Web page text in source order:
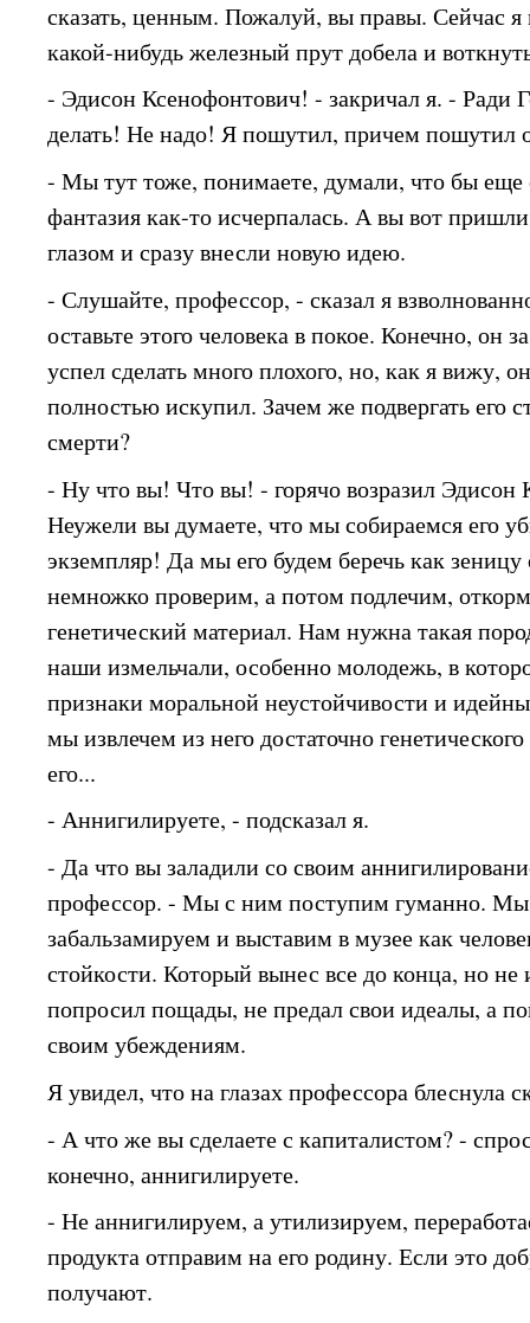
сказать, ценным. Пожалуй, вы правы. Сейчас
какой-нибудь железный прут добела и
- Эдисон Ксенофонтович! - закричал я. - Ради
делать! Не надо! Я пошутил, причем пошутил
- Мы тут тоже, понимаете, думали, что бы еще
фантазия как-то исчерпалась. А вы вот
глазом и сразу внесли новую идею.
- Слушайте, профессор, - сказал я
оставьте этого человека в покое. Конечно, он
успел сделать много плохого, но, как я вижу,
полностью искупил. Зачем же подвергать его
смерти?
- Ну что вы! Что вы! - горячо возразил Эдисон
Неужели вы думаете, что мы собираемся его
экземпляр! Да мы его будем беречь как
немножко проверим, а потом подлечим,
генетический материал. Нам нужна такая
наши измельчали, особенно молодежь, в
признаки моральной неустойчивости и
мы извлечем из него достаточно
его...
- Аннигилируете, - подсказал я.
- Да что вы заладили со своим
профессор. - Мы с ним поступим гуманно.
забальзамируем и выставим в музее как
стойкости. Который вынес все до конца, но не
попросил пощады, не предал свои идеалы, а
своим убеждениям.
Я увидел, что на глазах профессора блеснула
- А что же вы сделаете с капиталистом? -
конечно, аннигилируете.
- Не аннигилируем, а утилизируем,
продукта отправим на его родину. Если это
получают.